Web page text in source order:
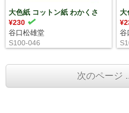
大色紙 コットン紙 わかくさ
¥230
谷口松雄堂
S100-046
大
谷
次のページ